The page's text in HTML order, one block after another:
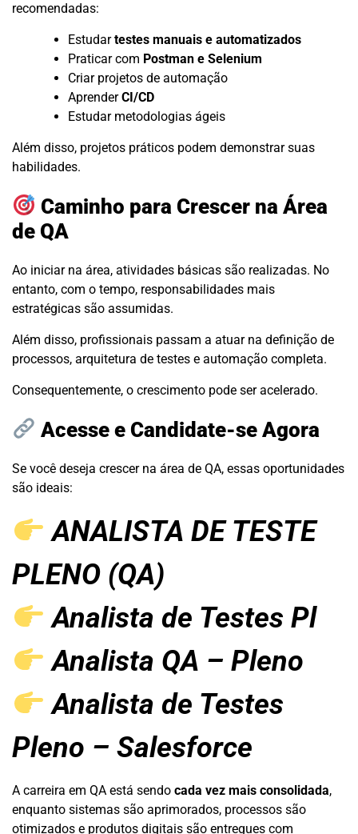
recomendadas:
Estudartestes manuais e automatizados
Praticar com Postman e Selenium
Criar projetos de automação
AprenderCI/CD
Estudar metodologias ágeis
Além disso, projetos práticos podem demonstrar suas
habilidades.
Caminho para Crescer na Área
de QA
Ao iniciar na área, atividades básicas são realizadas. No
entanto, com o tempo, responsabilidades mais
estratégicas são assumidas.
Além disso, profissionais passam a atuar na definição de
processos, arquitetura de testes e automação completa.
Consequentemente, o crescimento pode ser acelerado.
Acesse e Candidate-se Agora
Se você deseja crescer na área de QA, essas oportunidades
são ideais:
ANALISTA DE TESTE
PLENO (QA)
Analista de Testes Pl
Analista QA – Pleno
Analista de Testes
Pleno – Salesforce
A carreira em QA está sendo cada vez mais consolidada,
enquanto sistemas são aprimorados, processos são
otimizados e produtos digitais são entregues com